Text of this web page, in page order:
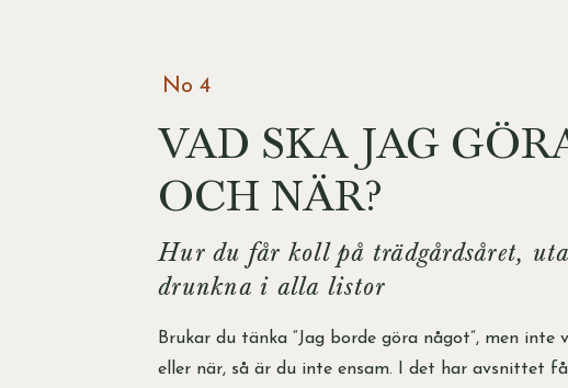
No 4
VAD SKA JAG
OCH NÄR?
Hur du får koll på trädgårdsåret,
drunkna i alla listor
Brukar du tänka “Jag borde göra något”, men inte
eller när, så är du inte ensam. I det har avsnittet